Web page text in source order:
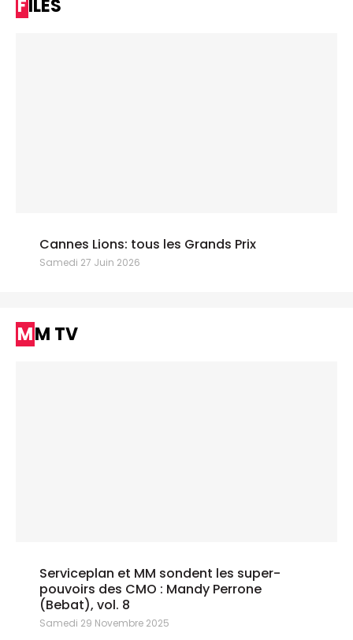
FILES
Cannes Lions: tous les Grands Prix
Samedi 27 Juin 2026
MM TV
Serviceplan et MM sondent les super-
pouvoirs des CMO : Mandy Perrone
(Bebat), vol. 8
Samedi 29 Novembre 2025